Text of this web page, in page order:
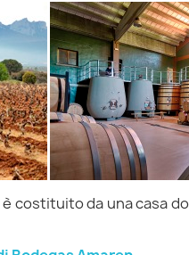
costituito da una casa